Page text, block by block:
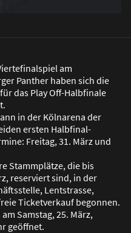
am
Panther haben sich die
das Play Off-Halbfinale
in der Kölnarena der
ersten Halbfinal-
Freitag, 31. März und
Stammplätze, die bis
reserviert sind, in der
Lentstrasse,
Ticketverkauf begonnen.
Samstag, 25. März,
geöffnet.